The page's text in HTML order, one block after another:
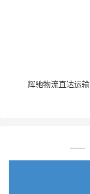
辉驰物流直达运输